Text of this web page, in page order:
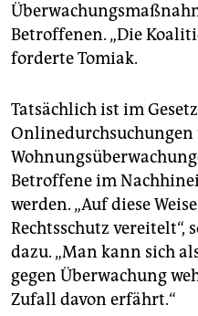
Betroffenen. „Die
forderte Tomiak.
Tatsächlich ist im
Onlinedurchsuchungen
Betroffene im
werden. „Auf diese
Rechtsschutz vereitelt“,
dazu. „Man kann sich
gegen Überwachung
Zufall davon erfährt.“